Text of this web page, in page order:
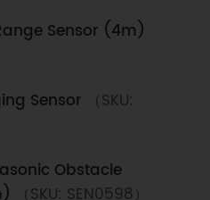
Sensor (4m)
Sensor
（SKU:
Obstacle
（SKU: SEN0598）